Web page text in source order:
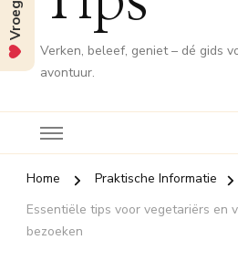
Verken, beleef, geniet – dé gids
avontuur.
Home
Praktische Informatie
Essentiële tips voor vegetariërs en
bezoeken